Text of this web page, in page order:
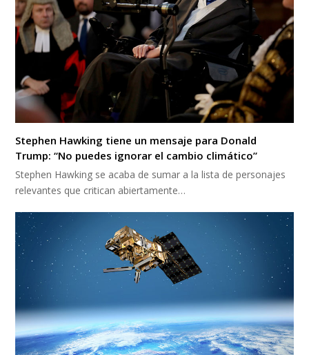
Stephen Hawking tiene un mensaje para Donald
Trump: “No puedes ignorar el cambio climático”
Stephen Hawking se acaba de sumar a la lista de personajes
relevantes que critican abiertamente…